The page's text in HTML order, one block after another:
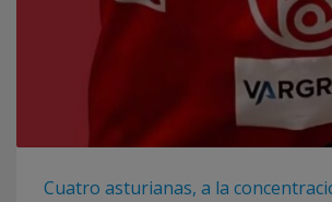
Cuatro asturianas, a la